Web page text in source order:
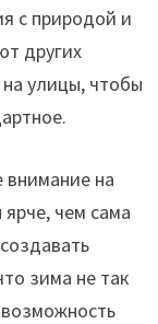
с природой и
других
улицы, чтобы
внимание на
чем сама
зима не так